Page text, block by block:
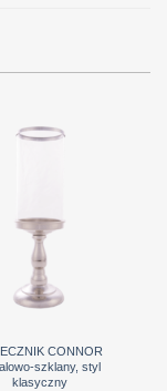
CONNOR
szklany, styl
klasyczny